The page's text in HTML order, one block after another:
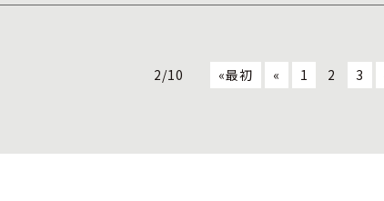
2/10 «最初 « 1 2 3